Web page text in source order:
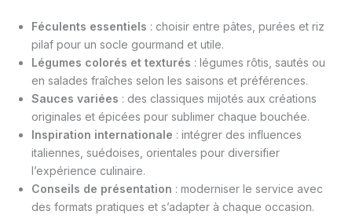
Féculents essentiels : choisir entre pâtes, purées et riz
pilaf pour un socle gourmand et utile.
Légumes colorés et texturés : légumes rôtis, sautés ou
en salades fraîches selon les saisons et préférences.
Sauces variées : des classiques mijotés aux créations
originales et épicées pour sublimer chaque bouchée.
Inspiration internationale : intégrer des influences
italiennes, suédoises, orientales pour diversifier
l’expérience culinaire.
Conseils de présentation : moderniser le service avec
des formats pratiques et s’adapter à chaque occasion.